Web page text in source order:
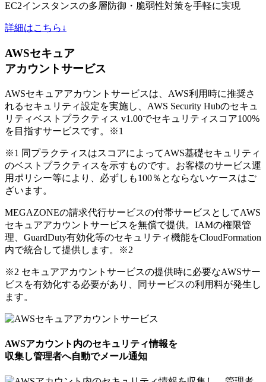
EC2インスタンスの多層防御・脆弱性対策を手軽に実現
詳細はこちら↓
AWSセキュア
アカウントサービス
AWSセキュアアカウントサービスは、AWS利用時に推奨さ
れるセキュリティ設定を実施し、AWS Security Hubのセキュ
リティベストプラクティス v1.00でセキュリティスコア100%
を目指すサービスです。
※1
※1 同プラクティスはスコアによってAWS基礎セキュリティ
のベストプラクティスを示すものです。お客様のサービス運
用ポリシー等により、必ずしも100％とならないケースはご
ざいます。
MEGAZONEの請求代行サービスの付帯サービスとしてAWS
セキュアアカウントサービスを無償で提供。IAMの権限管
理、GuardDuty有効化等のセキュリティ機能をCloudFormation
内で統合して提供します。
※2
※2 セキュアアカウントサービスの提供時に必要なAWSサー
ビスを有効化する必要があり、同サービスの利用料が発生し
ます。
AWSアカウント内のセキュリティ情報を
収集し管理者へ自動でメール通知